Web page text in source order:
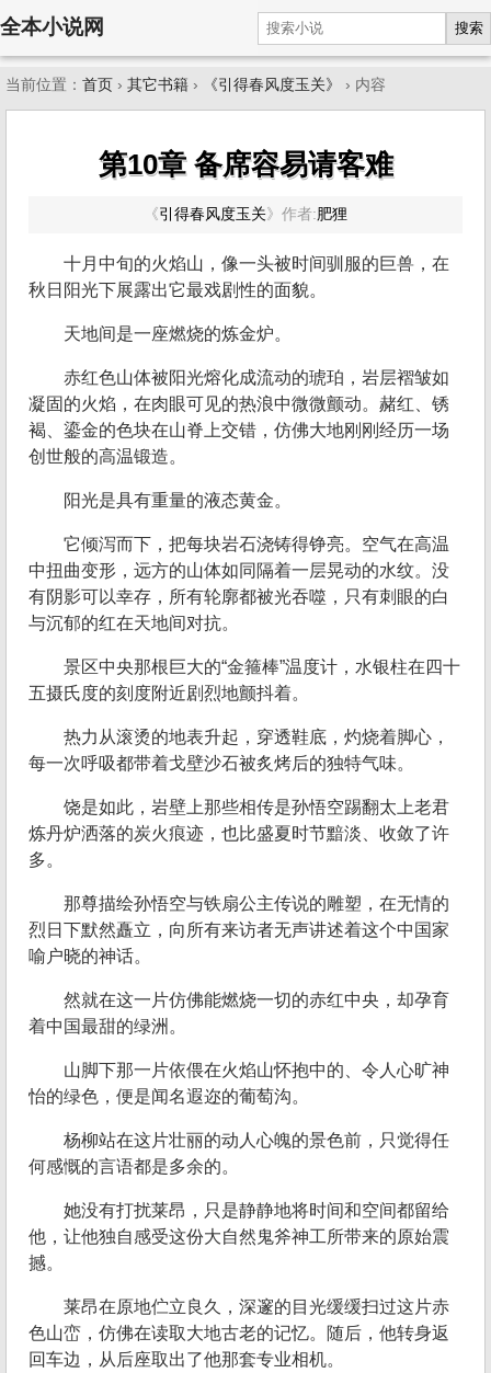
全本小说网 搜索
当前位置： 首页 › 其它书籍 › 《引得春风度玉关》 › 内容
第10章 备席容易请客难
《引得春风度玉关》 作者:肥狸
十月中旬的火焰山，像一头被时间驯服的巨兽，在
秋日阳光下展露出它最戏剧性的面貌。
天地间是一座燃烧的炼金炉。
赤红色山体被阳光熔化成流动的琥珀，岩层褶皱如
凝固的火焰，在肉眼可见的热浪中微微颤动。赭红、锈
褐、鎏金的色块在山脊上交错，仿佛大地刚刚经历一场
创世般的高温锻造。
阳光是具有重量的液态黄金。
它倾泻而下，把每块岩石浇铸得铮亮。空气在高温
中扭曲变形，远方的山体如同隔着一层晃动的水纹。没
有阴影可以幸存，所有轮廓都被光吞噬，只有刺眼的白
与沉郁的红在天地间对抗。
景区中央那根巨大的“金箍棒”温度计，水银柱在四十
五摄氏度的刻度附近剧烈地颤抖着。
热力从滚烫的地表升起，穿透鞋底，灼烧着脚心，
每一次呼吸都带着戈壁沙石被炙烤后的独特气味。
饶是如此，岩壁上那些相传是孙悟空踢翻太上老君
炼丹炉洒落的炭火痕迹，也比盛夏时节黯淡、收敛了许
多。
那尊描绘孙悟空与铁扇公主传说的雕塑，在无情的
烈日下默然矗立，向所有来访者无声讲述着这个中国家
喻户晓的神话。
然就在这一片仿佛能燃烧一切的赤红中央，却孕育
着中国最甜的绿洲。
山脚下那一片依偎在火焰山怀抱中的、令人心旷神
怡的绿色，便是闻名遐迩的葡萄沟。
杨柳站在这片壮丽的动人心魄的景色前，只觉得任
何感慨的言语都是多余的。
她没有打扰莱昂，只是静静地将时间和空间都留给
他，让他独自感受这份大自然鬼斧神工所带来的原始震
撼。
莱昂在原地伫立良久，深邃的目光缓缓扫过这片赤
色山峦，仿佛在读取大地古老的记忆。随后，他转身返
回车边，从后座取出了他那套专业相机。